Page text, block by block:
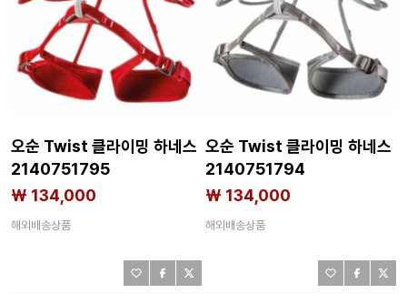
오순 Twist 클라이밍 하네스
2140751795
₩ 134,000
해외배송상품
오순 Twist 클라이밍 하네스
2140751794
₩ 134,000
해외배송상품